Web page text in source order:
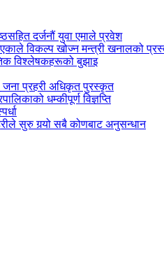
दर्जनौं युवा एमाले प्रवेश
विकल्प खोज्न मन्त्री खनालको
विश्लेषकहरूको बुझाइ
जना प्रहरी अधिकृत पुरस्कृत
धम्कीपूर्ण विज्ञप्ति
सुरु गर्‍यो सबै कोणबाट अनुसन्धान